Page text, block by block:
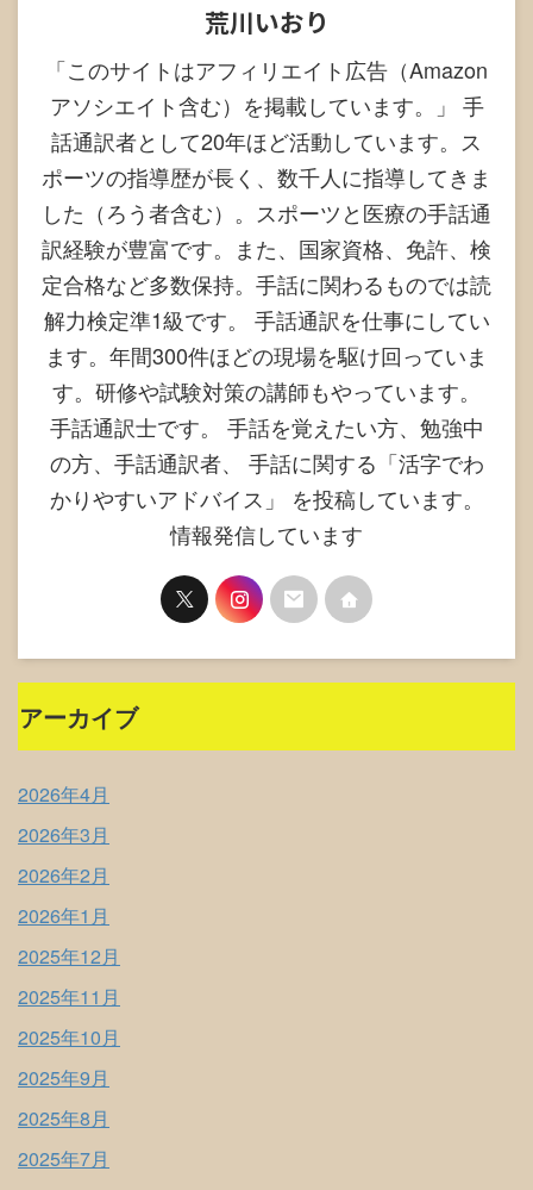
荒川いおり
「このサイトはアフィリエイト広告（Amazon
アソシエイト含む）を掲載しています。」 手
話通訳者として20年ほど活動しています。ス
ポーツの指導歴が長く、数千人に指導してきま
した（ろう者含む）。スポーツと医療の手話通
訳経験が豊富です。また、国家資格、免許、検
定合格など多数保持。手話に関わるものでは読
解力検定準1級です。 手話通訳を仕事にしてい
ます。年間300件ほどの現場を駆け回っていま
す。研修や試験対策の講師もやっています。
手話通訳士です。 手話を覚えたい方、勉強中
の方、手話通訳者、 手話に関する「活字でわ
かりやすいアドバイス」 を投稿しています。
情報発信しています
アーカイブ
2026年4月
2026年3月
2026年2月
2026年1月
2025年12月
2025年11月
2025年10月
2025年9月
2025年8月
2025年7月